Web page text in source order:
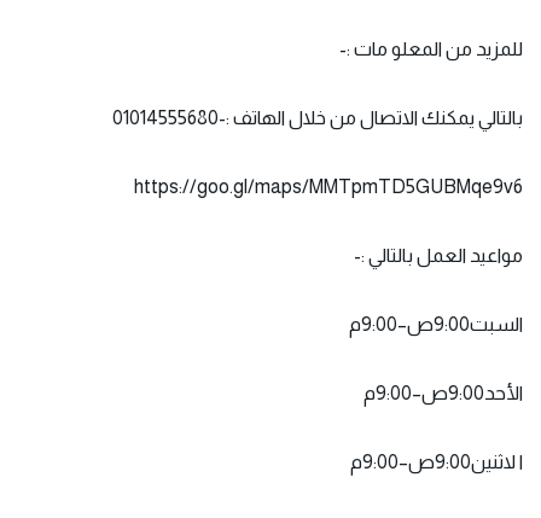
للمزيد من المعلو مات :-
بالتالي يمكنك الاتصال من خلال الهاتف :-01014555680
https://goo.gl/maps/MMTpmTD5GUBMqe9v6
مواعيد العمل بالتالي :-
السبت9:00ص–9:00م
الأحد9:00ص–9:00م
ا لاثنين9:00ص–9:00م